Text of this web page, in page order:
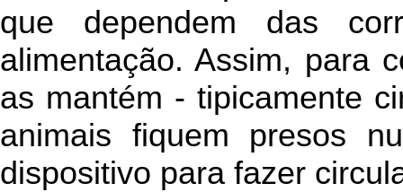
que dependem das
alimentação. Assim, para
as mantém - tipicamente
animais fiquem presos
dispositivo para fazer